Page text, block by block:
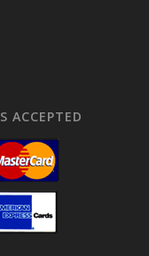
ACCEPTED